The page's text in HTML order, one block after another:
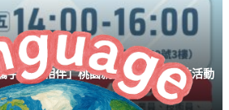
手 一鹿相伴」桃園就業中心在地徵才活動